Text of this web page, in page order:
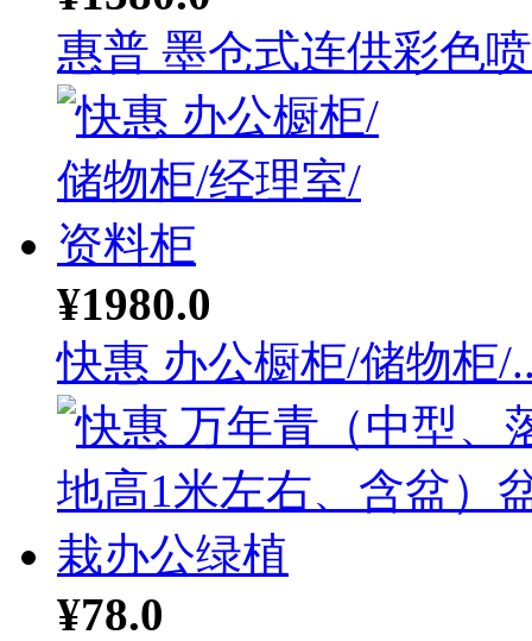
惠普 墨仓式连供彩色
¥1980.0
快惠 办公橱柜/储物柜/
¥78.0